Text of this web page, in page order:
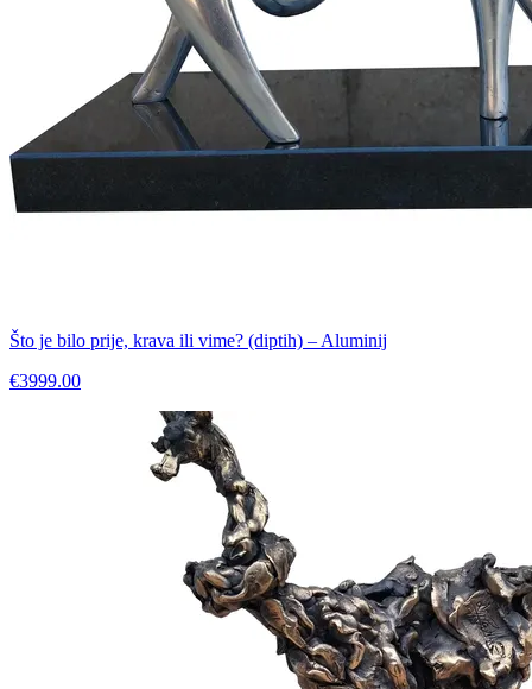
Što je bilo prije, krava ili vime? (diptih) – Aluminij
€3999.00